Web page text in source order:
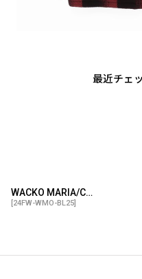
最近チェ
WACKO MARIA/CHECK FLEECE SHIRT JACKET（RED）［チェックフリースシャツJKT-24秋冬］
[24FW-WMO-BL25]